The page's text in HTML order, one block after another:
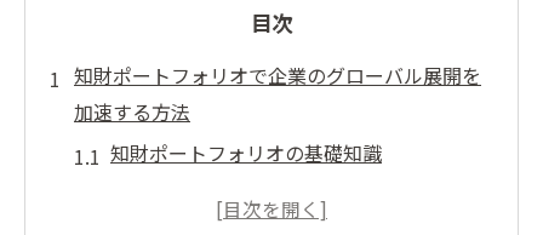
目次
知財ポートフォリオで企業のグローバル展開を
加速する方法
知財ポートフォリオの基礎知識
戦略的な知財ポートフォリオ構築のステッ